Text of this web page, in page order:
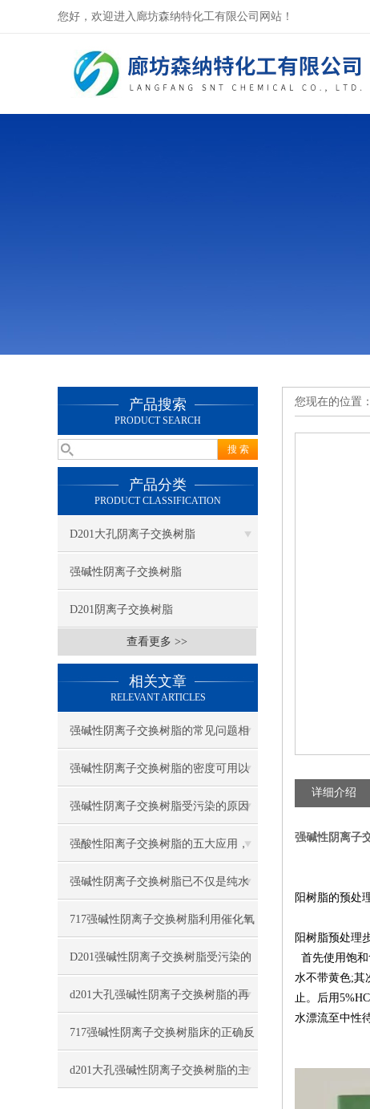
您好，欢迎进入廊坊森纳特化工有限公司网站！
产品搜索
PRODUCT SEARCH
产品分类
PRODUCT CLASSIFICATION
D201大孔阴离子交换树脂
强碱性阴离子交换树脂
D201阴离子交换树脂
查看更多 >>
相关文章
RELEVANT ARTICLES
强碱性阴离子交换树脂的常见问题相
应解决方法分享
强碱性阴离子交换树脂的密度可用以
下方法表示
强碱性阴离子交换树脂受污染的原因
有哪些
强酸性阳离子交换树脂的五大应用，
你知道吗？
强碱性阴离子交换树脂已不仅是纯水
制备的核心材料
717强碱性阴离子交换树脂利用催化氧
化法再生
D201强碱性阴离子交换树脂受污染的
对策与情况
d201大孔强碱性阴离子交换树脂的再
生与步骤
717强碱性阴离子交换树脂床的正确反
洗与再生方法
d201大孔强碱性阴离子交换树脂的主
您现在的位置：
详细介绍
强碱性阴离子
阳树脂的预处
阳树脂预处理
首先使用饱
水不带黄色;其
止。后用
水漂流至中性